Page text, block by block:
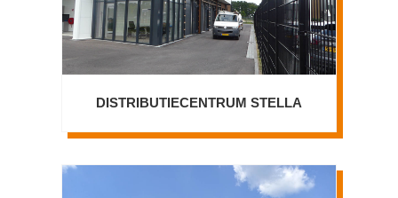
DISTRIBUTIECENTRUM STELLA